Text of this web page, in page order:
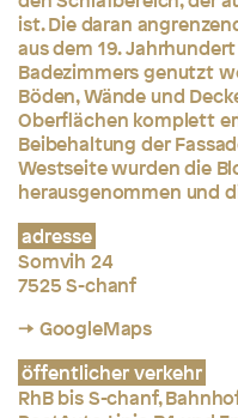
ist. Die daran
aus dem 19.
Badezimmers genutzt
Böden, Wände und
Oberflächen komplett
Beibehaltung der
Westseite wurden die
herausgenommen und
adresse
Somvih 24
7525 S-chanf
→ GoogleMaps
öffentlicher verkehr
RhB bis S-chanf,